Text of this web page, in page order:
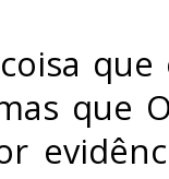
que